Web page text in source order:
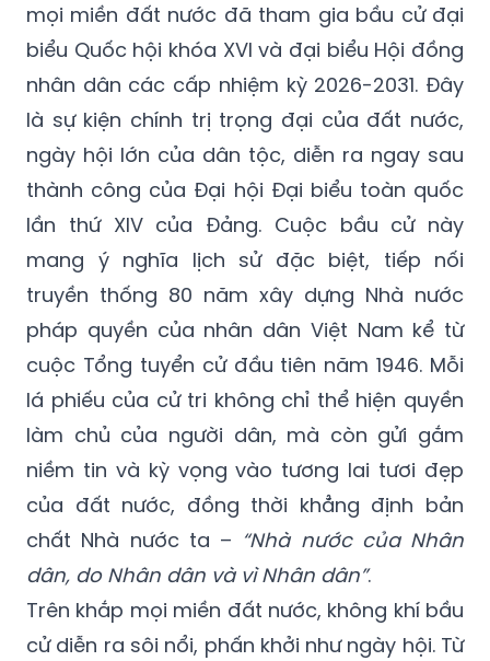
mọi miền đất nước đã tham gia bầu cử đại
biểu Quốc hội khóa XVI và đại biểu Hội đồng
nhân dân các cấp nhiệm kỳ 2026-2031. Đây
là sự kiện chính trị trọng đại của đất nước,
ngày hội lớn của dân tộc, diễn ra ngay sau
thành công của Đại hội Đại biểu toàn quốc
lần thứ XIV của Đảng. Cuộc bầu cử này
mang ý nghĩa lịch sử đặc biệt, tiếp nối
truyền thống 80 năm xây dựng Nhà nước
pháp quyền của nhân dân Việt Nam kể từ
cuộc Tổng tuyển cử đầu tiên năm 1946. Mỗi
lá phiếu của cử tri không chỉ thể hiện quyền
làm chủ của người dân, mà còn gửi gắm
niềm tin và kỳ vọng vào tương lai tươi đẹp
của đất nước, đồng thời khẳng định bản
chất Nhà nước ta – “Nhà nước của Nhân
dân, do Nhân dân và vì Nhân dân”.
Trên khắp mọi miền đất nước, không khí bầu
cử diễn ra sôi nổi, phấn khởi như ngày hội. Từ